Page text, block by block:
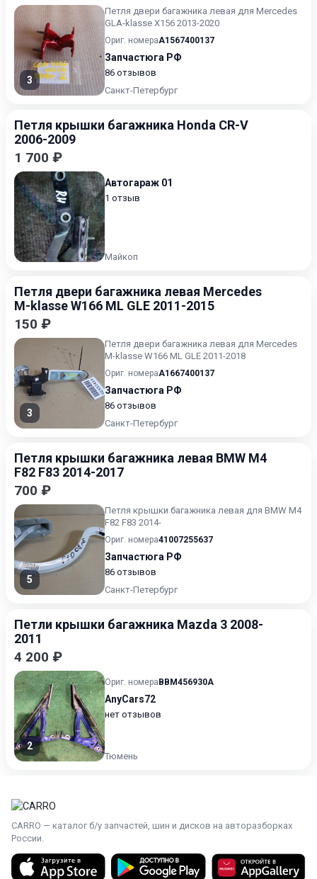
3
Петля двери багажника левая для Mercedes
GLA-klasse X156 2013-2020
Ориг. номераA1567400137
Запчастюга РФ
86 отзывов
Санкт-Петербург
Петля крышки багажника Honda CR-V
2006-2009
1 700 ₽
Автогараж 01
1 отзыв
Майкоп
Петля двери багажника левая Mercedes
M-klasse W166 ML GLE 2011-2015
150 ₽
3
Петля двери багажника левая для Mercedes
M-klasse W166 ML GLE 2011-2018
Ориг. номераA1667400137
Запчастюга РФ
86 отзывов
Санкт-Петербург
Петля крышки багажника левая BMW M4
F82 F83 2014-2017
700 ₽
5
Петля крышки багажника левая для BMW M4
F82 F83 2014-
Ориг. номера41007255637
Запчастюга РФ
86 отзывов
Санкт-Петербург
Петли крышки багажника Mazda 3 2008-
2011
4 200 ₽
2
Ориг. номера BBM456930A
AnyCars72
нет отзывов
Тюмень
CARRO — каталог б/у запчастей, шин и дисков на авторазборках
России.